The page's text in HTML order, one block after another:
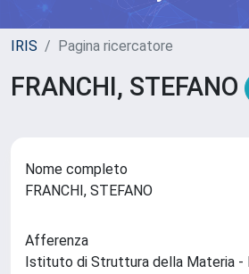
IRIS Pagina ricercatore
FRANCHI, STEFANO
Nome completo
FRANCHI, STEFANO
Afferenza
Istituto di Struttura della Materia -